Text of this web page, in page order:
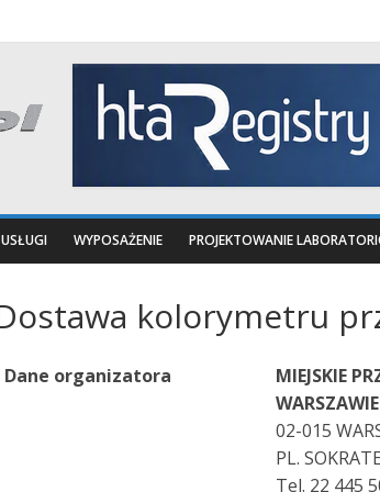
USŁUGI WYPOSAŻENIE PROJEKTOWANIE
kolorymetru
Dane organizatora
MIEJSKIE
02-015
PL.
Tel. 22 445